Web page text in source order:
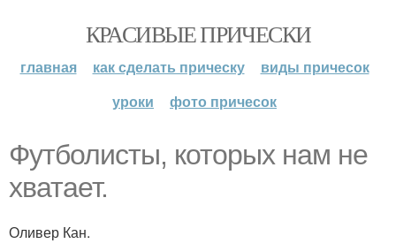
КРАСИВЫЕ ПРИЧЕСКИ
главная как сделать прическу
виды причесок
уроки
фото причесок
Футболисты, которых нам не
хватает.
Оливер Кан.